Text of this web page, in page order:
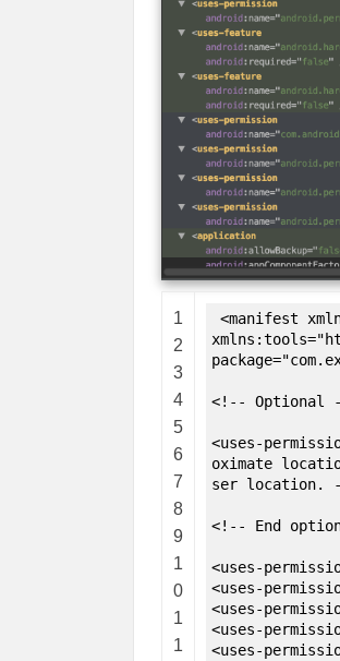
1
2
3
4
5
6
7
8
9
1
0
1
1
<manifest
<!-- Optional -
<uses-
oximate
ser location.
<!-- End
<uses-
<uses-
<uses-
<uses-
<uses-